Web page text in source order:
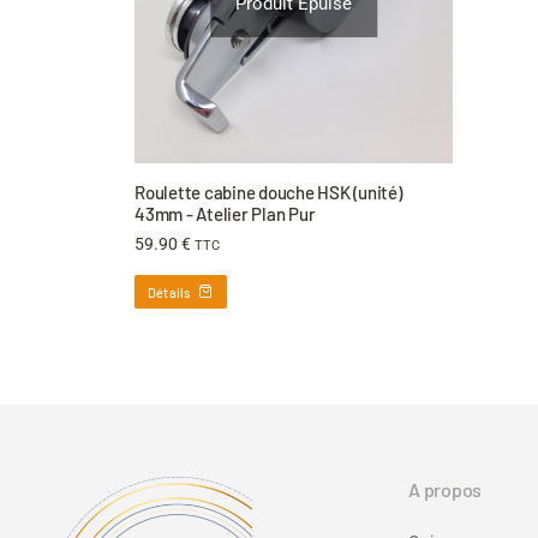
Roulette cabine douche HSK (unité)
43mm - Atelier Plan Pur
59.90 € TTC
Détails
A propos